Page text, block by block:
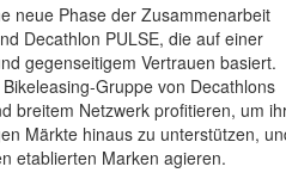
neue Phase der Zusammenarbeit
Decathlon PULSE, die auf einer
gegenseitigem Vertrauen basiert.
Gruppe von Decathlons
breitem Netzwerk profitieren, um
Märkte hinaus zu unterstützen,
etablierten Marken agieren.